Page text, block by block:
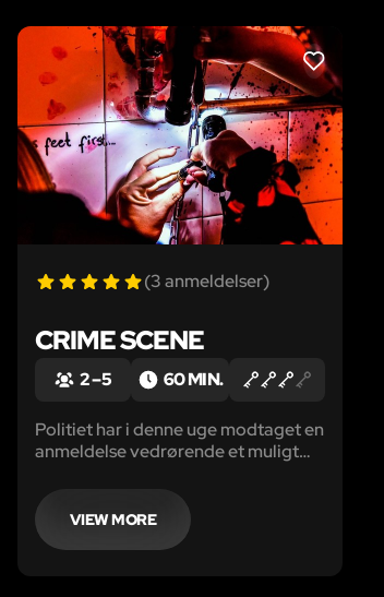
LIKE
(3 anmeldelser)
CRIME SCENE
2 – 5 60 MIN.
Politiet har i denne uge modtaget en
anmeldelse vedrørende et muligt
aktivitet ved en nedlagt lægeklinik i
Randers centrum.
VIEW MORE